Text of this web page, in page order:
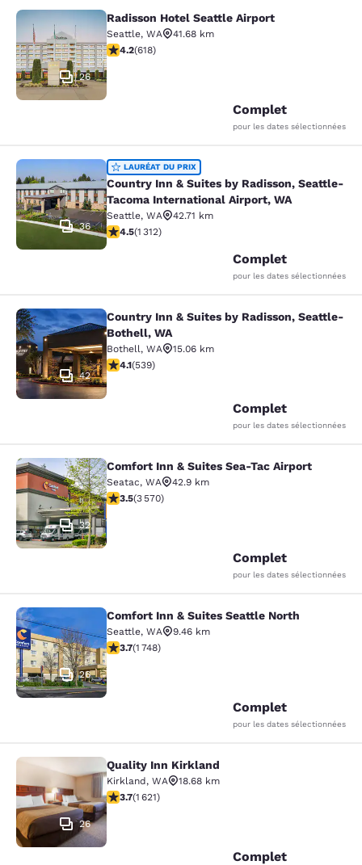
Radisson Hotel Seattle Airport
26
Radisson Hotel Seattle Airport
Seattle, WA
41.68 km
4.17 étoiles. Très Bien. 618 commentaires
4.2(618)
Complet
pour les dates sélectionnées
Country Inn & Suites by Radisson,
36
LAURÉAT DU PRIX
Country Inn & Suites by Radisson, Seattle-
Tacoma International Airport, WA
Seattle, WA
42.71 km
4.45 étoiles. Excellent. 1312 commentaires
4.5(1 312)
Complet
pour les dates sélectionnées
Country Inn & Suites by Radisson,
42
Country Inn & Suites by Radisson, Seattle-
Bothell, WA
Bothell, WA
15.06 km
4.09 étoiles. Très Bien. 539 commentaires
4.1(539)
Complet
pour les dates sélectionnées
Comfort Inn & Suites Sea-Tac
32
Comfort Inn & Suites Sea-Tac Airport
Seatac, WA
42.9 km
3.53 étoiles. Bien. 3570 commentaires
3.5(3 570)
Complet
pour les dates sélectionnées
Comfort Inn & Suites Seattle North
26
Comfort Inn & Suites Seattle North
Seattle, WA
9.46 km
3.74 étoiles. Bien. 1748 commentaires
3.7(1 748)
Complet
pour les dates sélectionnées
Quality Inn Kirkland
26
Quality Inn Kirkland
Kirkland, WA
18.68 km
3.69 étoiles. Bien. 1621 commentaires
3.7(1 621)
Complet